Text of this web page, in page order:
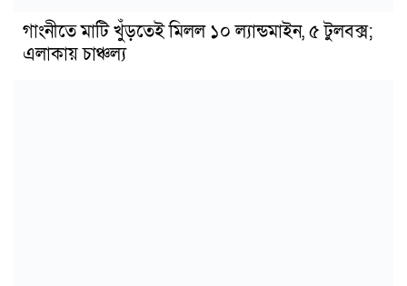
গাংনীতে মাটি খুঁড়তেই মিলল ১০ ল্যান্ডমাইন, ৫ টুলবক্স;
এলাকায় চাঞ্চল্য